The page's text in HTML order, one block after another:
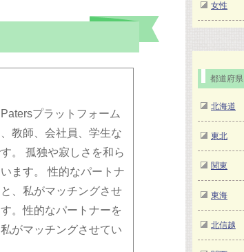
プラットフォーム
教師、会社員、学生な
。 孤独や寂しさを和ら
ます。 性的なパートナ
、私がマッチングさせ
。性的なパートナーを
がマッチングさせてい
女性
都道府県
北海道
東北
関東
東海
北信越